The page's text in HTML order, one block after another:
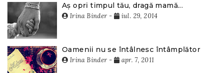
Aș opri timpul tău, dragă mamă...
Irina Binder - iul. 29, 2014
Oamenii nu se întâlnesc întâmplător
Irina Binder - apr. 7, 2011